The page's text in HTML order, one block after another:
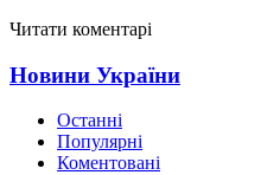
Читати коментарі
Новини України
Останні
Популярні
Коментовані